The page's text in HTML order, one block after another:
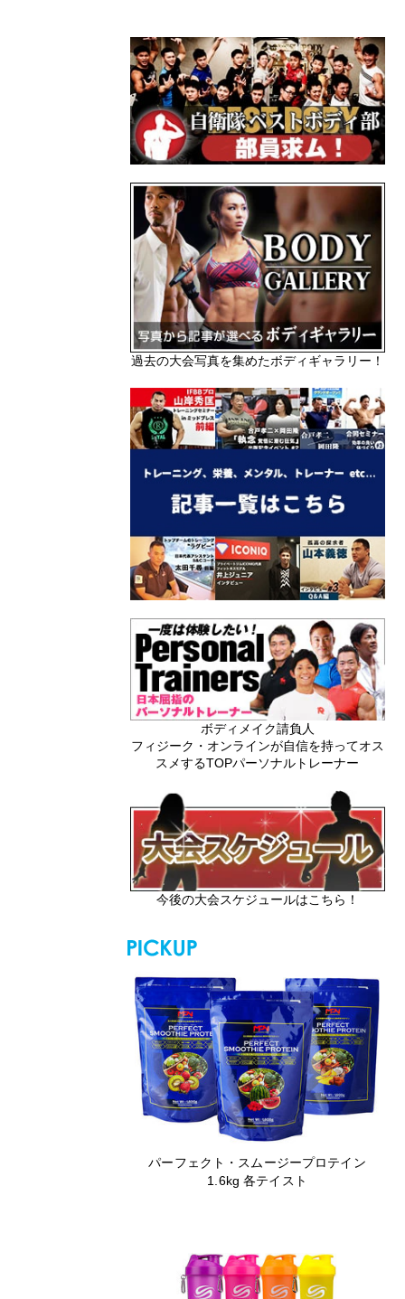
過去の大会写真を集めたボディギャラリー！
ボディメイク請負人
フィジーク・オンラインが自信を持ってオス
スメするTOPパーソナルトレーナー
今後の大会スケジュールはこちら！
パーフェクト・スムージープロテイン
1.6kg 各テイスト